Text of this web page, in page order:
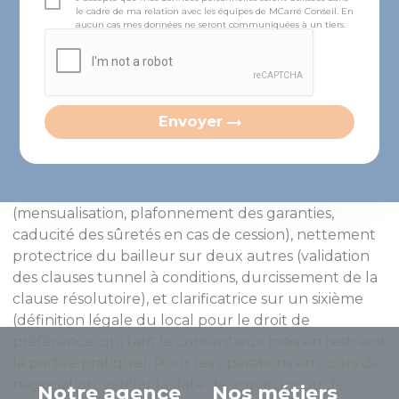
En résumé
(mensualisation, plafonnement des garanties,
caducité des sûretés en cas de cession), nettement
protectrice du bailleur sur deux autres (validation
des clauses tunnel à conditions, durcissement de la
clause résolutoire), et clarificatrice sur un sixième
(définition légale du local pour le droit de
négociation, vérifier la date de signature ou de
le cadre de ma relation avec les équipes de MCarré Conseil. En
aucun cas mes données ne seront communiquées à un tiers.
Envoyer
Notre agence Nos métiers